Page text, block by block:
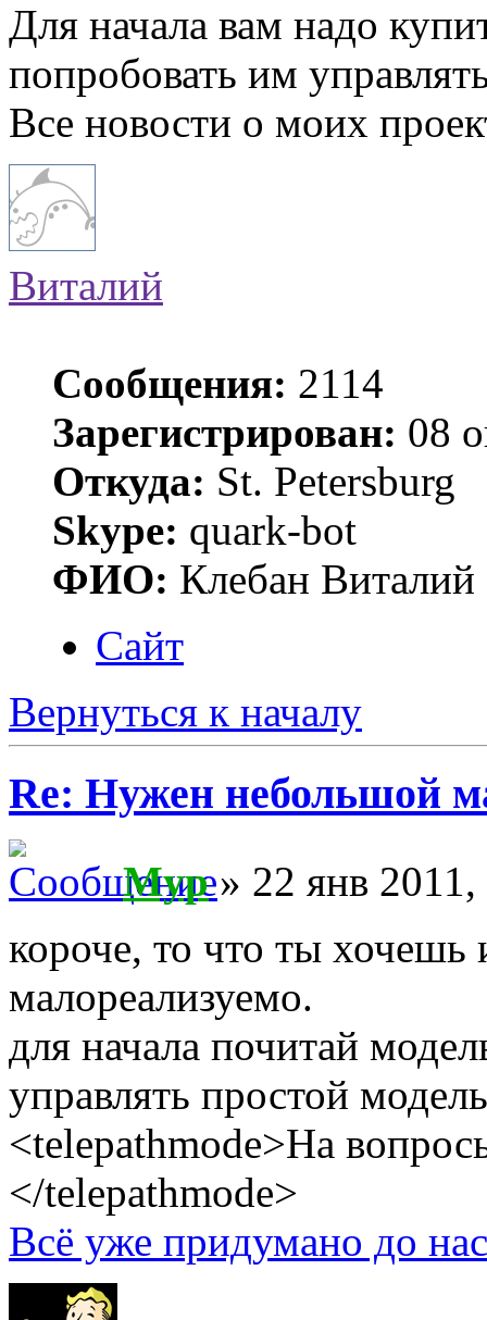
Для начала вам надо
попробовать им
Все новости о моих
Виталий
Сообщения: 2114
Зарегистрирован: 08
Откуда: St. Petersburg
Skype: quark-bot
ФИО: Клебан Виталий
Сайт
Вернуться к началу
Re: Нужен небольшой
Myp» 22 янв 2011,
короче, то что ты
малореализуемо.
для начала почитай
управлять простой
<telepathmode>На
</telepathmode>
Всё уже придумано до